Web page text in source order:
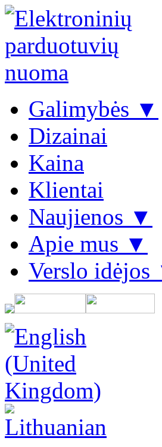
Galimybės ▼
Dizainai
Kaina
Klientai
Naujienos ▼
Apie mus ▼
Verslo idėjos